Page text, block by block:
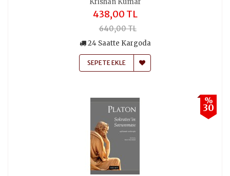
438,00 TL
640,00 TL
24 Saatte Kargoda
SEPETE EKLE
%
30